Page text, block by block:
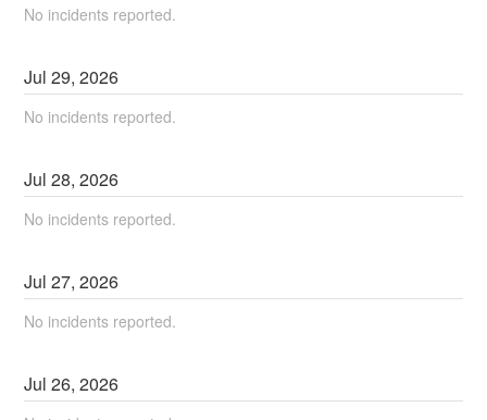
No incidents reported.
Jul29,2026
No incidents reported.
Jul28,2026
No incidents reported.
Jul27,2026
No incidents reported.
Jul26,2026